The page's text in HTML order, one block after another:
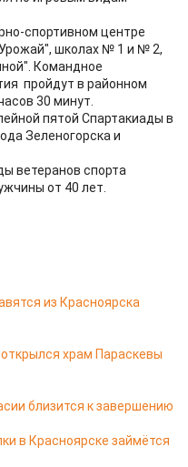
спортивном центре
школах № 1 и № 2,
Командное
пройдут в районном
30 минут.
пятой Спартакиады в
Зеленогорска и
ветеранов спорта
от 40 лет.
из Красноярска
храм Параскевы
близится к завершению
в Красноярске займётся